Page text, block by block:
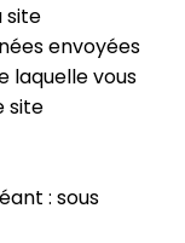
site
envoyées
laquelle vous
site
: sous